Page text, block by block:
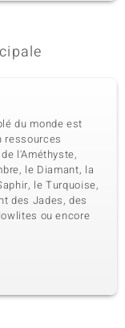
du monde est
ressources
l'Améthyste,
le Diamant, la
le Turquoise,
des Jades, des
ou encore